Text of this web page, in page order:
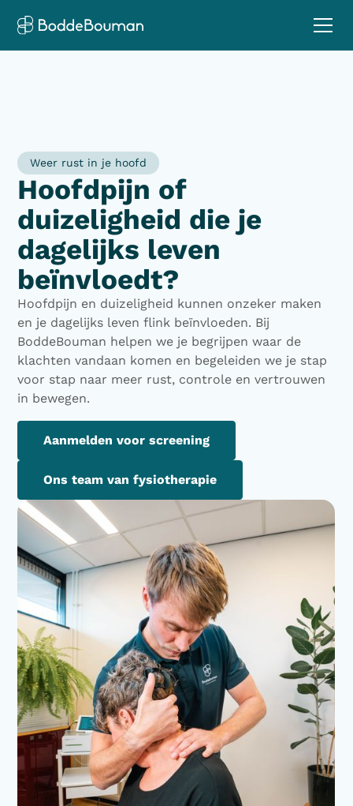
Weer rust in je hoofd
Hoofdpijn of
duizeligheid die je
dagelijks leven
beïnvloedt?
Hoofdpijn en duizeligheid kunnen onzeker maken
en je dagelijks leven flink beïnvloeden. Bij
BoddeBouman helpen we je begrijpen waar de
klachten vandaan komen en begeleiden we je stap
voor stap naar meer rust, controle en vertrouwen
in bewegen.
Aanmelden voor screening
Ons team van fysiotherapie